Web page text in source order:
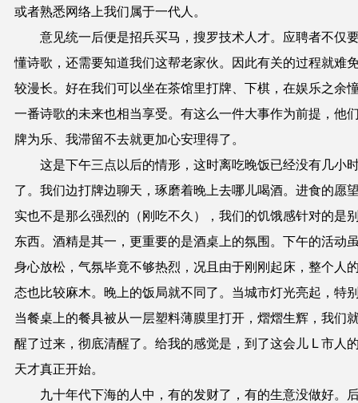
或者熟悉网络上我们属于一代人。
意见统一后便是招兵买马，搜罗技术人才。应聘者不仅
懂诗歌，还需要知道我们这帮老家伙。因此有关的过程就难
较漫长。好在我们可以坐在茶馆里打牌、下棋，在娱乐之余
一番诗歌的未来也相当享受。有这么一件大事作为前提，他
牌为乐、我滞留不去就更加心安理得了。
这是下午三点以后的情形，这时离吃晚饭已经没有几小
了。我们边打牌边聊天，琢磨着晚上去哪儿喝酒。进食的愿
实也不是那么强烈的（刚吃不久），我们的饥饿感针对的是
东西。酒精是其一，更重要的是酒桌上的氛围。下午的活动
身心放松，气氛毕竟不够热烈，况且由于刚刚起床，整个人
态也比较麻木。晚上的饭局就不同了。当城市灯光亮起，特
当餐桌上的餐具被从一层塑料薄膜里打开，熠熠生辉，我们
醒了过来，彻底清醒了。给我的感觉是，到了这会儿 L 市人
天才真正开始。
九十年代下海的人中，有的发财了，有的生意没做好。